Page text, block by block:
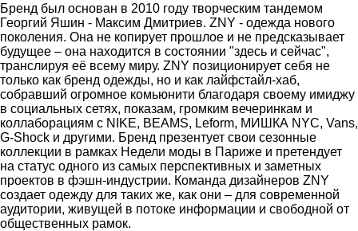
Бренд был основан в 2010 году творческим тандемом
Георгий Яшин - Максим Дмитриев. ZNY - одежда нового
поколения. Она не копирует прошлое и не предсказывает
будущее – она находится в состоянии "здесь и сейчас",
транслируя её всему миру. ZNY позиционирует себя не
только как бренд одежды, но и как лайфстайл-хаб,
собравший огромное комьюнити благодаря своему имиджу
в социальных сетях, показам, громким вечеринкам и
коллаборациям с NIKE, BEAMS, Leform, МИШКА NYC, Vans,
G-Shock и другими. Бренд презентует свои сезонные
коллекции в рамках Недели моды в Париже и претендует
на статус одного из самых перспективных и заметных
проектов в фэшн-индустрии. Команда дизайнеров ZNY
создает одежду для таких же, как они – для современной
аудитории, живущей в потоке информации и свободной от
общественных рамок.